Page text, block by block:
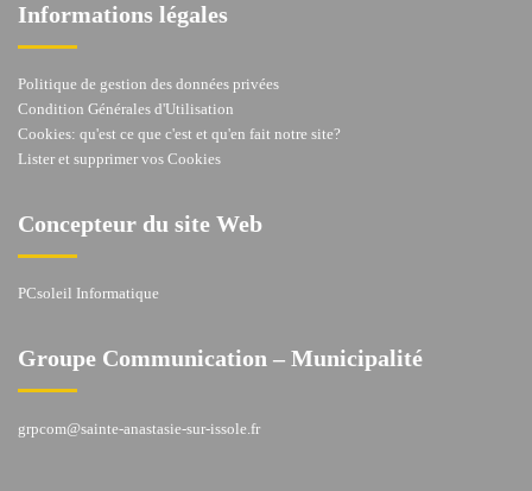
Informations légales
Politique de gestion des données privées
Condition Générales d'Utilisation
Cookies: qu'est ce que c'est et qu'en fait notre site?
Lister et supprimer vos Cookies
Concepteur du site Web
PCsoleil Informatique
Groupe Communication – Municipalité
grpcom@sainte-anastasie-sur-issole.fr